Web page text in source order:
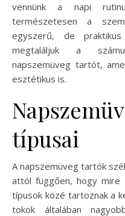
vennünk a napi
természetesen a
egyszerű, de
megtaláljuk a
napszemüveg tartót,
esztétikus is.
típusai
A napszemüveg tartók
attól függően, hogy mire
típusok közé tartoznak a
tokok általában